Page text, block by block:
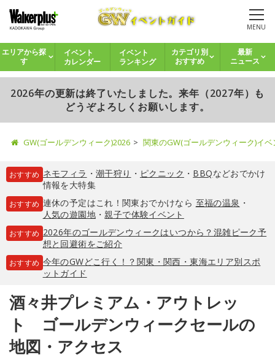
MENU
エリアから探
す
イベント
カレンダー
イベント
ランキング
カテゴリ別
おすすめ
最新
ニュース
2026年の更新は終了いたしました。来年（2027年）も
どうぞよろしくお願いします。
GW(ゴールデンウィーク)2026 関東のGW(ゴールデンウィーク)イ
おすすめ ネモフィラ ・ 潮干狩り ・ ピクニック ・ BBQなどおでかけ
情報を大特集
おすすめ 連休の予定はこれ！関東おでかけなら 至福の温泉 ・
人気の遊園地・親子で体験イベント
おすすめ 2026年のゴールデンウィークはいつから？混雑ピーク予
想と回避術をご紹介
おすすめ 今年のGWどこ行く！？関東・関西・東海エリア別スポ
ットガイド
酒々井プレミアム・アウトレッ
ト ゴールデンウィークセールの
地図・アクセス